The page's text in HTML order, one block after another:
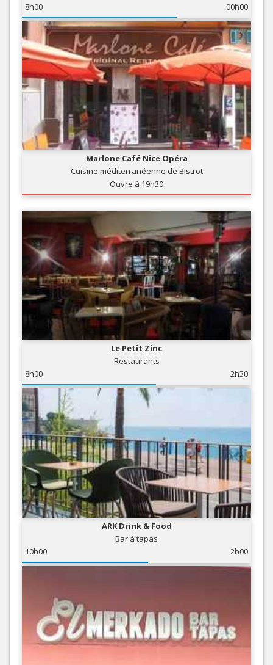
8h00
00h00
Marlone Café Nice Opéra
Cuisine méditerranéenne de Bistrot
Ouvre à 19h30
Le Petit Zinc
Restaurants
8h00
2h30
ARK Drink & Food
Bar à tapas
10h00
2h00